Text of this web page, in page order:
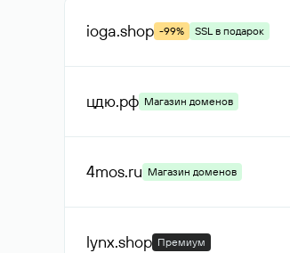
ioga.shop -99% SSL в подарок
цдю.рф Магазин доменов
4mos.ru Магазин доменов
lynx.shop Премиум